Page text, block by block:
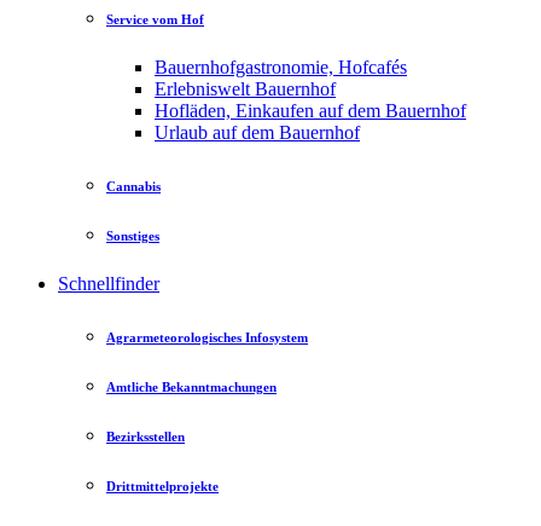
Service vom Hof
Bauernhofgastronomie, Hofcafés
Erlebniswelt Bauernhof
Hofläden, Einkaufen auf dem Bauernhof
Urlaub auf dem Bauernhof
Cannabis
Sonstiges
Schnellfinder
Agrarmeteorologisches Infosystem
Amtliche Bekanntmachungen
Bezirksstellen
Drittmittelprojekte